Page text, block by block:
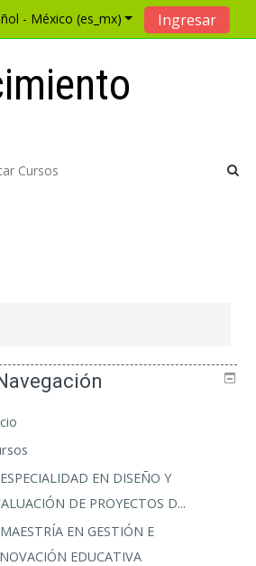
- México ‎(es_mx)‎ Ingresar
ESPECIALIDAD EN DISEÑO Y
DE PROYECTOS D...
MAESTRÍA EN GESTIÓN E
EDUCATIVA